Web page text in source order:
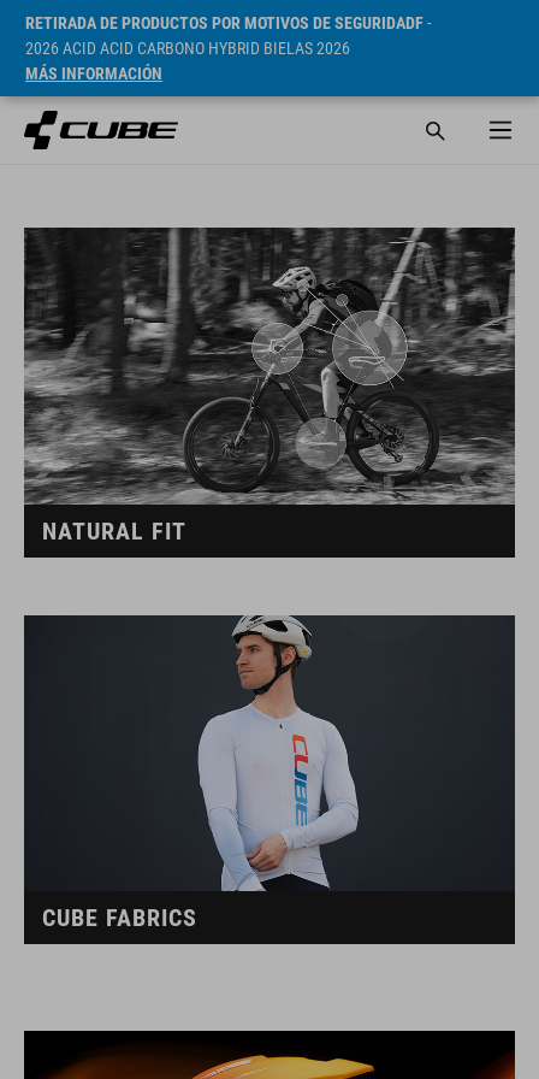
RETIRADA DE PRODUCTOS POR MOTIVOS DE SEGURIDADF-
2026 ACID ACID CARBONO HYBRID BIELAS 2026
MÁS INFORMACIÓN
NATURAL FIT
CUBE FABRICS